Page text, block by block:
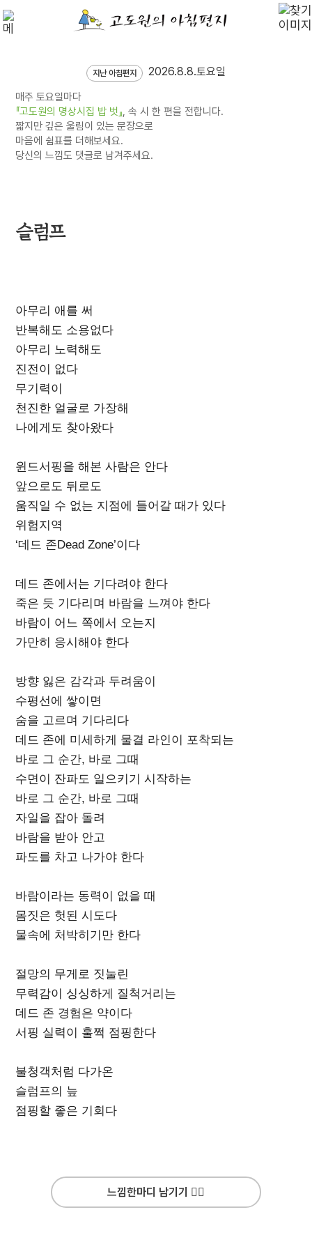
지난 아침편지 2026.8.8.토요일
매주 토요일마다
『고도원의 명상시집 밥 벗』, 속 시 한 편을 전합니다.
짧지만 깊은 울림이 있는 문장으로
마음에 쉼표를 더해보세요.
당신의 느낌도 댓글로 남겨주세요.
슬럼프
아무리 애를 써
반복해도 소용없다
아무리 노력해도
진전이 없다
무기력이
천진한 얼굴로 가장해
나에게도 찾아왔다
윈드서핑을 해본 사람은 안다
앞으로도 뒤로도
움직일 수 없는 지점에 들어갈 때가 있다
위험지역
‘데드 존Dead Zone’이다
데드 존에서는 기다려야 한다
죽은 듯 기다리며 바람을 느껴야 한다
바람이 어느 쪽에서 오는지
가만히 응시해야 한다
방향 잃은 감각과 두려움이
수평선에 쌓이면
숨을 고르며 기다리다
데드 존에 미세하게 물결 라인이 포착되는
바로 그 순간, 바로 그때
수면이 잔파도 일으키기 시작하는
바로 그 순간, 바로 그때
자일을 잡아 돌려
바람을 받아 안고
파도를 차고 나가야 한다
바람이라는 동력이 없을 때
몸짓은 헛된 시도다
물속에 처박히기만 한다
절망의 무게로 짓눌린
무력감이 싱싱하게 질척거리는
데드 존 경험은 약이다
서핑 실력이 훌쩍 점핑한다
불청객처럼 다가온
슬럼프의 늪
점핑할 좋은 기회다
느낌한마디 남기기 ✍🏻